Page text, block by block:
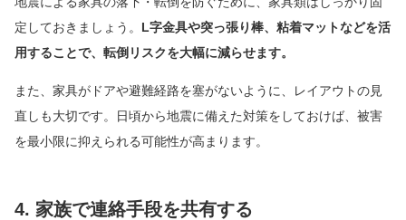
定しておきましょう。 L字金具や突っ張り棒、粘着マットなどを活
用することで、転倒リスクを大幅に減らせます。
また、家具がドアや避難経路を塞がないように、レイアウトの見
直しも大切です。日頃から地震に備えた対策をしておけば、被害
を最小限に抑えられる可能性が高まります。
4. 家族で連絡手段を共有する